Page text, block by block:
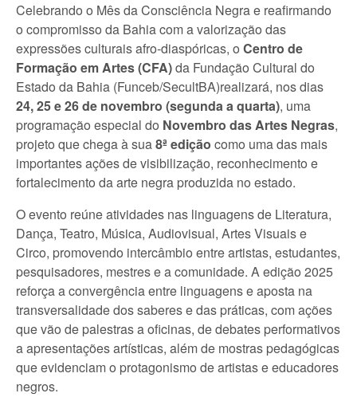
Celebrando o Mês da Consciência Negra e reafirmando
o compromisso da Bahia com a valorização das
expressões culturais afro-diaspóricas, o Centro de
Formação em Artes (CFA)da Fundação Cultural do
Estado da Bahia (Funceb/SecultBA)realizará, nos dias
24, 25 e 26 de novembro (segunda a quarta), uma
programação especial do Novembro das Artes Negras,
projeto que chega à sua8ª edição como uma das mais
importantes ações de visibilização, reconhecimento e
fortalecimento da arte negra produzida no estado.
O evento reúne atividades nas linguagens de Literatura,
Dança, Teatro, Música, Audiovisual, Artes Visuais e
Circo, promovendo intercâmbio entre artistas, estudantes,
pesquisadores, mestres e a comunidade. A edição 2025
reforça a convergência entre linguagens e aposta na
transversalidade dos saberes e das práticas, com ações
que vão de palestras a oficinas, de debates performativos
a apresentações artísticas, além de mostras pedagógicas
que evidenciam o protagonismo de artistas e educadores
negros.